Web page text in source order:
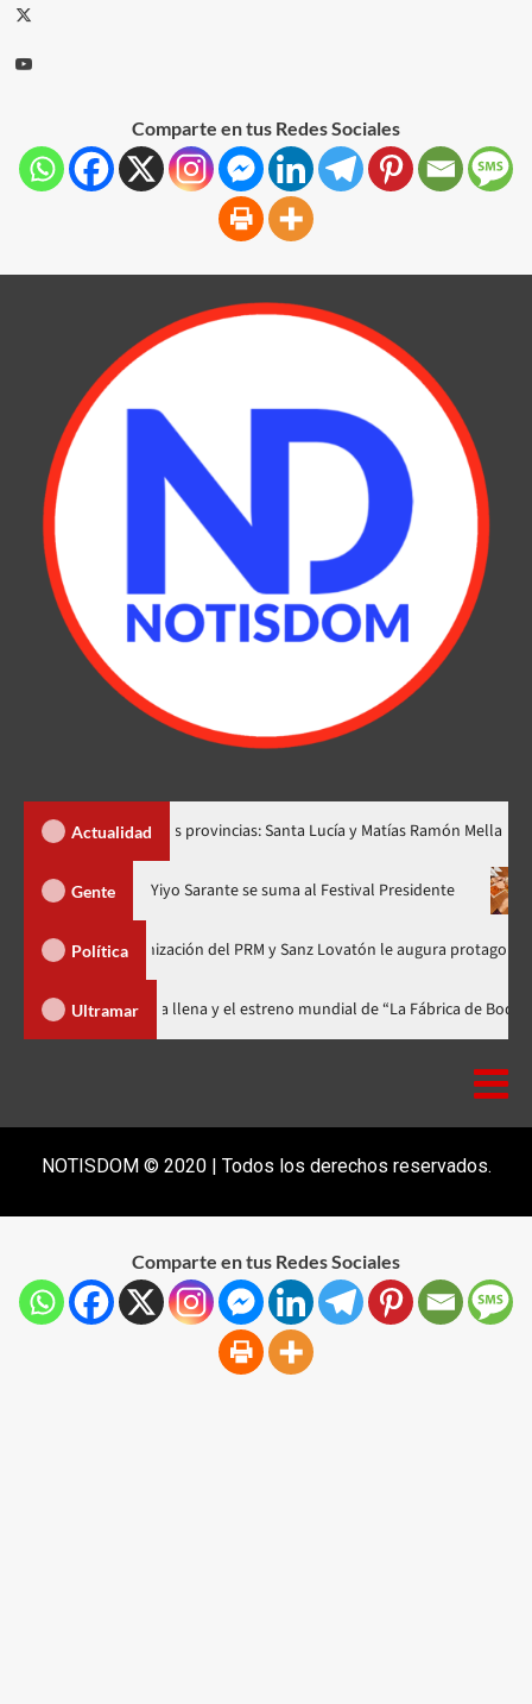
Comparte en tus Redes Sociales
Actualidad
dos nuevas provincias: Santa Lucía y Matías Ramón Mella
Gente
nuevo horario Yiyo Sarante se suma al Festival Presidente
Política
de Organización del PRM y Sanz Lovatón le augura protagonismo
Ultramar
15 años con una gala a casa llena y el estreno mundial de “La
NOTISDOM © 2020 | Todos los derechos reservados.
Comparte en tus Redes Sociales